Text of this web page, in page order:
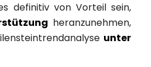
definitiv von Vorteil sein,
heranzunehmen,
unter